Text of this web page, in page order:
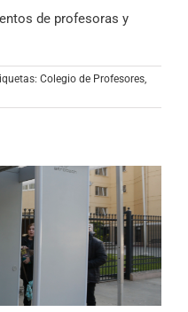
de profesoras y
Colegio de Profesores,